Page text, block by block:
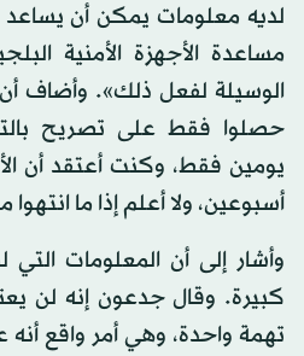
لديه معلومات يمكن أن يساعد
مساعدة الأجهزة الأمنية
الوسيلة لفعل ذلك». وأضاف أن
حصلوا فقط على تصريح
يومين فقط، وكنت أعتقد أن
أسبوعين، ولا أعلم إذا ما
وأشار إلى أن المعلومات
كبيرة. وقال جدعون إنه لن
تهمة واحدة، وهي أمر واقع